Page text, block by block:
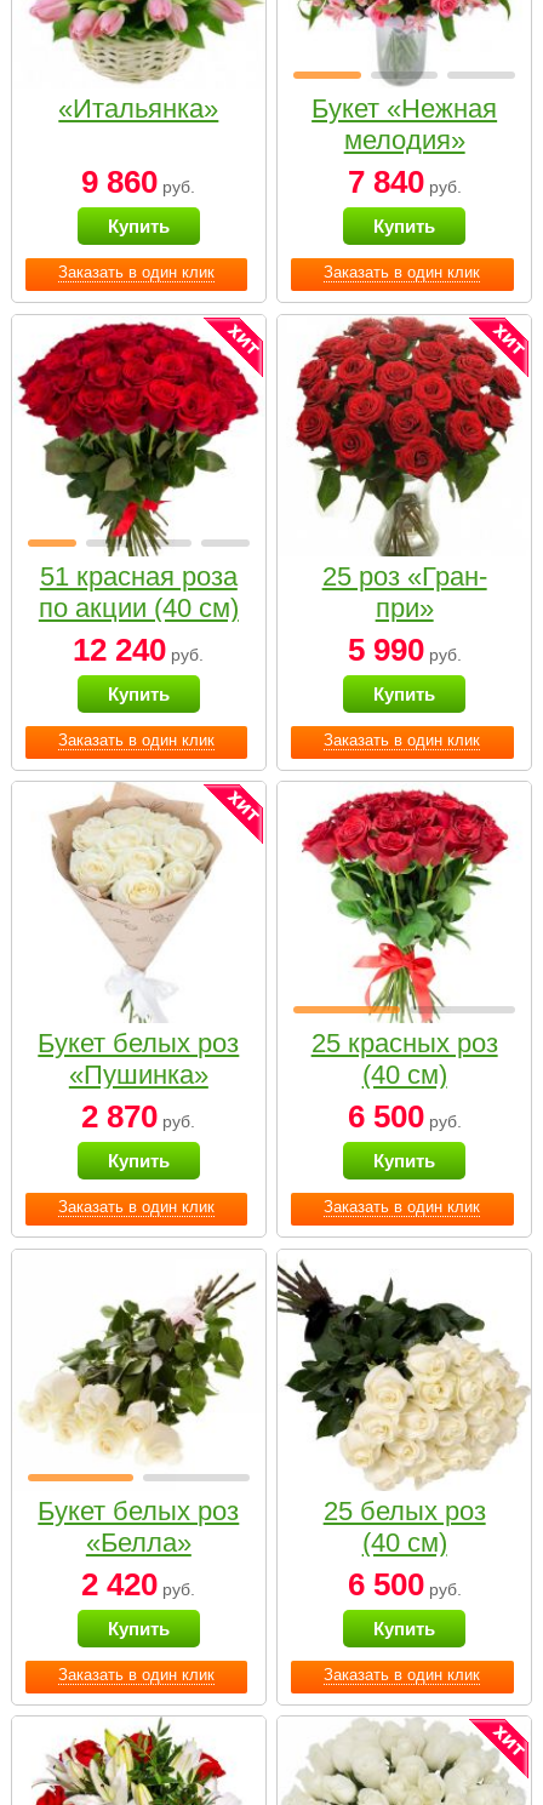
Заказать в один клик
«Итальянка»
9 860 руб.
Купить
Заказать в один клик
Букет «Нежная
мелодия»
7 840руб.
Купить
Заказать в один клик
51 красная роза
по акции (40 см)
12 240 руб.
Купить
Заказать в один клик
25 роз «Гран-
при»
5 990руб.
Купить
Заказать в один клик
Букет белых роз
«Пушинка»
2 870 руб.
Купить
Заказать в один клик
25 красных роз
(40 см)
6 500руб.
Купить
Заказать в один клик
Букет белых роз
«Белла»
2 420 руб.
Купить
Заказать в один клик
25 белых роз
(40 см)
6 500руб.
Купить